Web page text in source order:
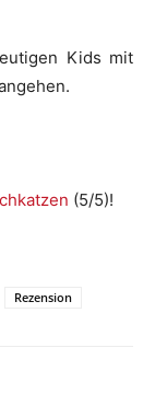
Kids mit
(5/5)!
Rezension